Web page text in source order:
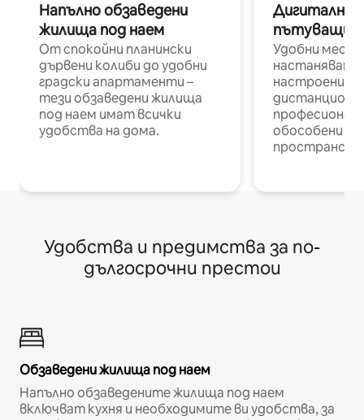
Напълно обзаведени
жилища под наем
От спокойни планински
дървени колиби до удобни
градски апартаменти –
тези обзаведени жилища
под наем имат всички
удобства на дома.
Дигитални
пътуващи
Удобни
настаняване
настроени и
обособени
Удобства и предимства за по-
дългосрочни престои
Обзаведени жилища под наем
Напълно обзаведените жилища под наем
включват кухня и необходимите ви удобства, за